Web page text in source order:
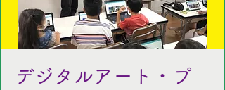
デジタルアート・プ